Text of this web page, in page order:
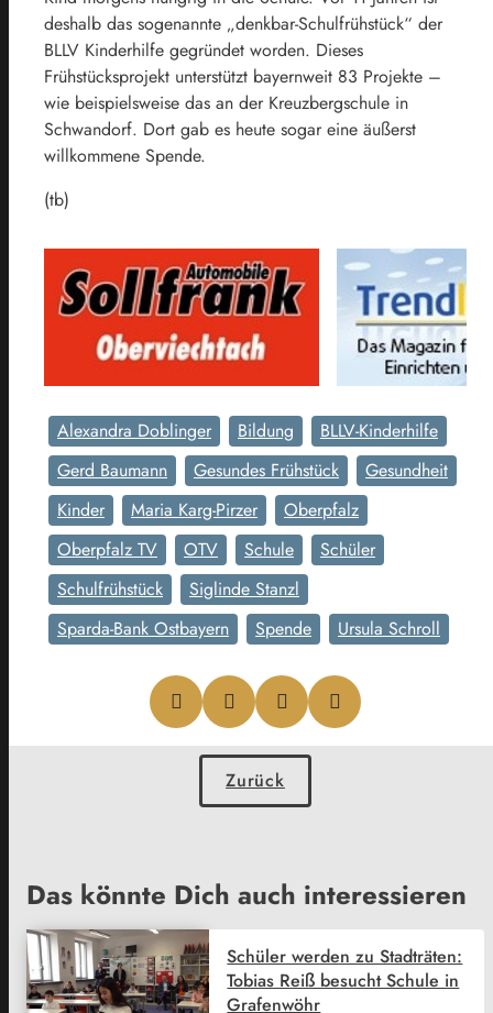
deshalb das sogenannte „denkbar-Schulfrühstück“ der
BLLV Kinderhilfe gegründet worden. Dieses
Frühstücksprojekt unterstützt bayernweit 83 Projekte –
wie beispielsweise das an der Kreuzbergschule in
Schwandorf. Dort gab es heute sogar eine äußerst
willkommene Spende.
(tb)
Alexandra Doblinger Bildung
BLLV-Kinderhilfe
Gerd Baumann
Gesundes Frühstück
Gesundheit
Kinder
Maria Karg-Pirzer
Oberpfalz
Oberpfalz TV
OTV Schule
Schüler
Schulfrühstück
Siglinde Stanzl
Sparda-Bank Ostbayern
Spende Ursula Schroll
Zurück
Das könnte Dich auch interessieren
Schüler werden zu Stadträten:
Tobias Reiß besucht Schule in
Grafenwöhr